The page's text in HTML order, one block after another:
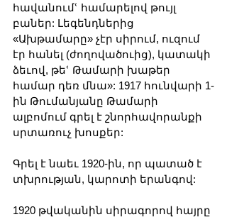
հավանումՙ համարելով թույլ
բաներ: Լեգենդներից
«Ախթամարը» չէր սիրում, ուզում
էր հանել (ժողովածուից), կատակի
ձեւով, թեՙ Թամարի խաթեր
համար դեռ մնա»: 1917 հունվարի 1-
ին Թումանյանը Թամարի
ալբոմում գրել է շնորհավորանքի
սրտառուչ խոսքեր:
Գրել է նաեւ 1920-ին, որ պատած է
տխրության, կարոտի երանգով:
1920 թվականին սիրագորով հայրը